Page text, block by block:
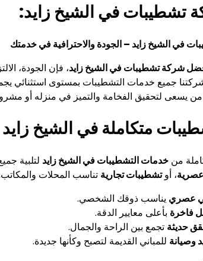
تشطيبات في الشيخ زايد:
في الشيخ زايد – الجودة والاحترافية في خدمتك
شركة تشطيبات في الشيخ زايد، فإن الجودة،
جميع خدمات التشطيبات بمستوى استثنائي
من يسعى لتحقيق الفخامة والتميز في منزله أو
متكاملة في الشيخ زايد
من خدمات التشطيبات في الشيخ زايد لتلبية
، أوتشطيبات تجارية تناسب المحلات
عصري يناسب ذوقك الشخصي.
فاخرة بأعلى معايير الدقة.
حديثة تجمع بين الراحة والجمال.
وصيانة للمباني القديمة لتصبح وكأنها جديدة.